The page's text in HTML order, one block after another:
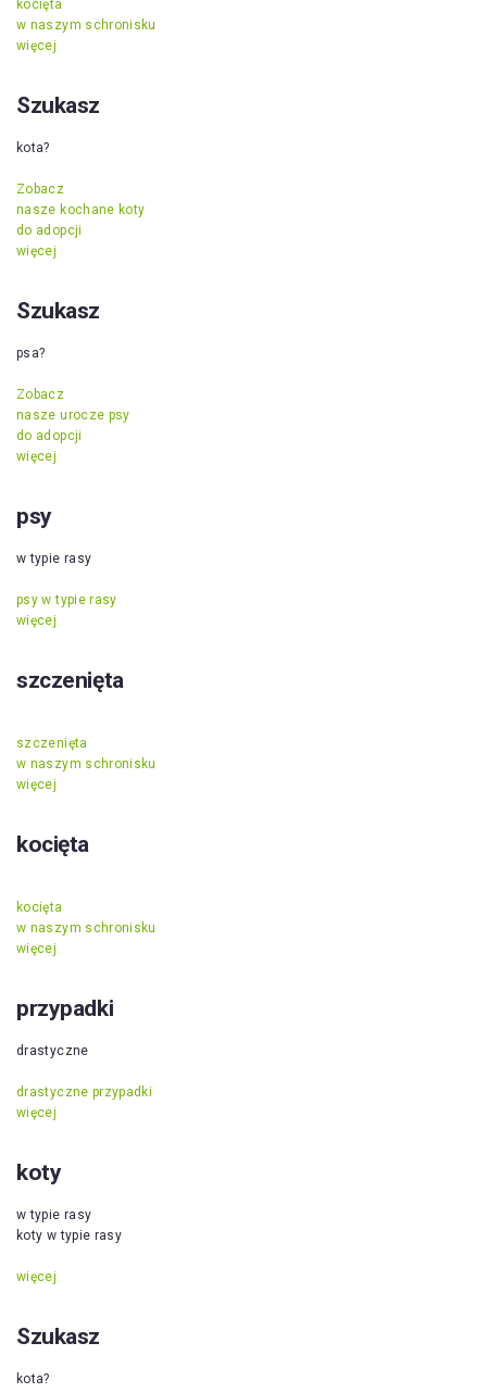
kocięta
w naszym schronisku
więcej
Szukasz
kota?
Zobacz
nasze kochane koty
do adopcji
więcej
Szukasz
psa?
Zobacz
nasze urocze psy
do adopcji
więcej
psy
w typie rasy
psy w typie rasy
więcej
szczenięta
szczenięta
w naszym schronisku
więcej
kocięta
kocięta
w naszym schronisku
więcej
przypadki
drastyczne
drastyczne przypadki
więcej
koty
w typie rasy
koty w typie rasy
więcej
Szukasz
kota?